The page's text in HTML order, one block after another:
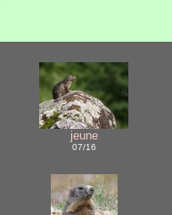
jeune
07/16